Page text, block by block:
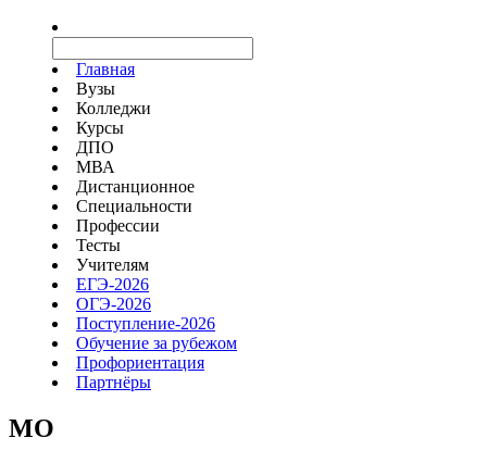
Главная
Вузы
Колледжи
Курсы
ДПО
МВА
Дистанционное
Специальности
Профессии
Тесты
Учителям
ЕГЭ-2026
ОГЭ-2026
Поступление-2026
Обучение за рубежом
Профориентация
Партнёры
MO